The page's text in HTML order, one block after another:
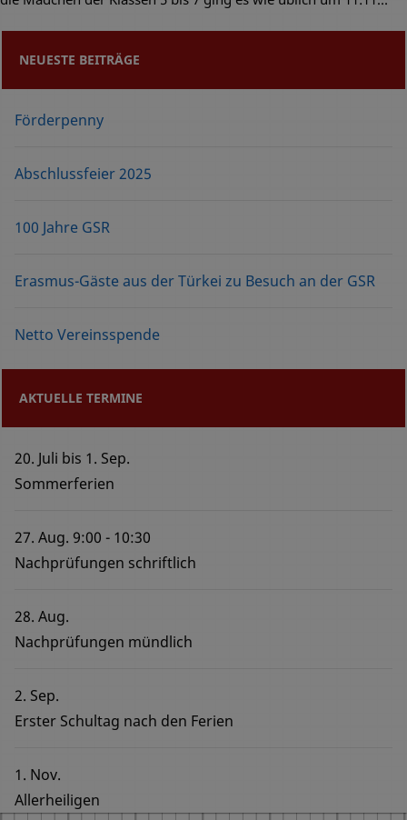
NEUESTE BEITRÄGE
Förderpenny
Abschlussfeier 2025
100 Jahre GSR
Erasmus-Gäste aus der Türkei zu Besuch an der GSR
Netto Vereinsspende
AKTUELLE TERMINE
20. Juli bis 1. Sep.
Sommerferien
27. Aug. 9:00
10:30
Nachprüfungen schriftlich
28. Aug.
Nachprüfungen mündlich
2. Sep.
Erster Schultag nach den Ferien
1. Nov.
Allerheiligen